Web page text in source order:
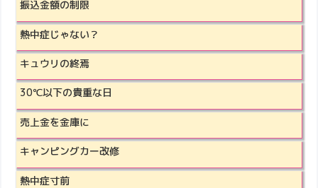
振込金額の制限
熱中症じゃない？
キュウリの終焉
30℃以下の貴重な日
売上金を金庫に
キャンピングカー改修
熱中症寸前